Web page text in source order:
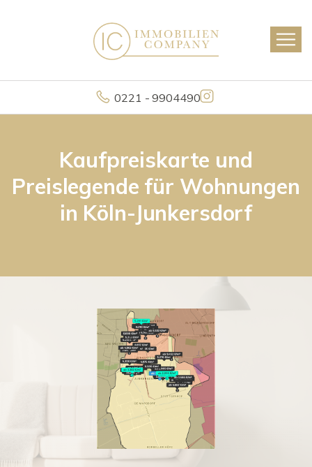
0221 - 9904490
Kaufpreiskarte und
Preislegende für Wohnungen
in Köln-Junkersdorf